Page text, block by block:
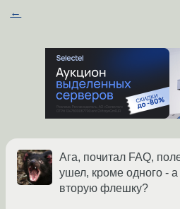
←
Ага, почитал FAQ,
ушел, кроме одного -
вторую флешку?